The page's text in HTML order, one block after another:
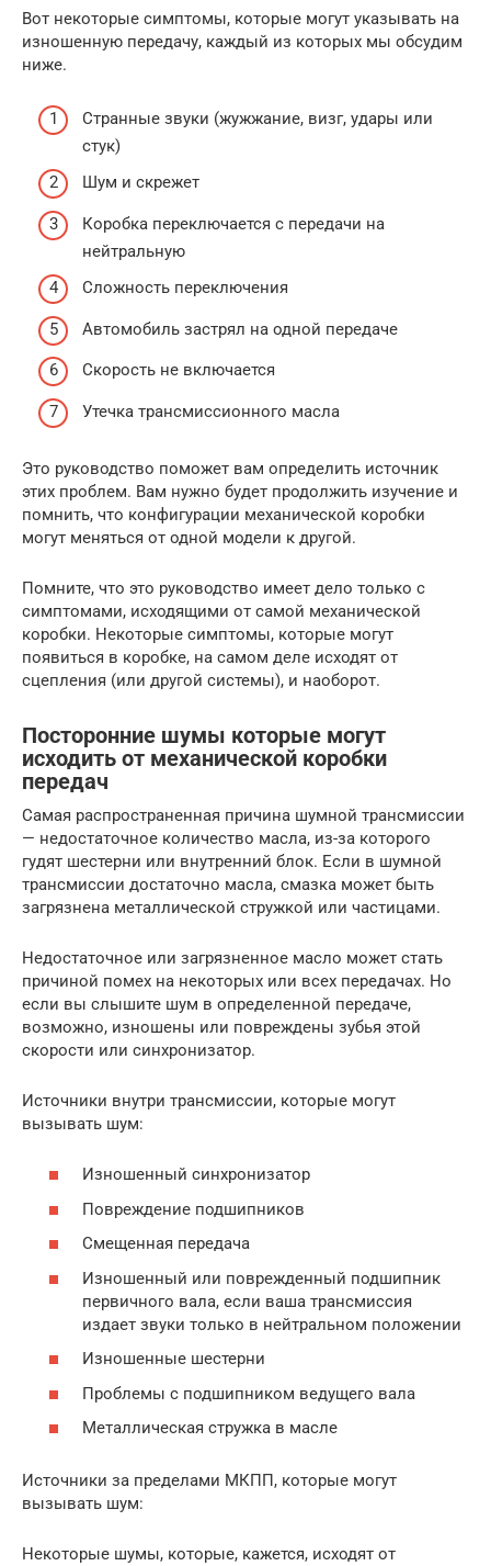
Вот некоторые симптомы, которые могут указывать на
изношенную передачу, каждый из которых мы обсудим
ниже.
Странные звуки (жужжание, визг, удары или
стук)
Шум и скрежет
Коробка переключается с передачи на
нейтральную
Сложность переключения
Автомобиль застрял на одной передаче
Скорость не включается
Утечка трансмиссионного масла
Это руководство поможет вам определить источник
этих проблем. Вам нужно будет продолжить изучение и
помнить, что конфигурации механической коробки
могут меняться от одной модели к другой.
Помните, что это руководство имеет дело только с
симптомами, исходящими от самой механической
коробки. Некоторые симптомы, которые могут
появиться в коробке, на самом деле исходят от
сцепления (или другой системы), и наоборот.
Посторонние шумы которые могут
исходить от механической коробки
передач
Самая распространенная причина шумной трансмиссии
— недостаточное количество масла, из-за которого
гудят шестерни или внутренний блок. Если в шумной
трансмиссии достаточно масла, смазка может быть
загрязнена металлической стружкой или частицами.
Недостаточное или загрязненное масло может стать
причиной помех на некоторых или всех передачах. Но
если вы слышите шум в определенной передаче,
возможно, изношены или повреждены зубья этой
скорости или синхронизатор.
Источники внутри трансмиссии, которые могут
вызывать шум:
Изношенный синхронизатор
Повреждение подшипников
Смещенная передача
Изношенный или поврежденный подшипник
первичного вала, если ваша трансмиссия
издает звуки только в нейтральном положении
Изношенные шестерни
Проблемы с подшипником ведущего вала
Металлическая стружка в масле
Источники за пределами МКПП, которые могут
вызывать шум:
Некоторые шумы, которые, кажется, исходят от